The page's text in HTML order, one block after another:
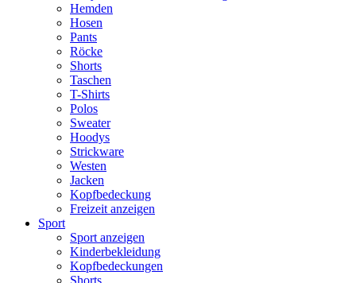
Hemden
Hosen
Pants
Röcke
Shorts
Taschen
T-Shirts
Polos
Sweater
Hoodys
Strickware
Westen
Jacken
Kopfbedeckung
Freizeit anzeigen
Sport
Sport anzeigen
Kinderbekleidung
Kopfbedeckungen
Shorts